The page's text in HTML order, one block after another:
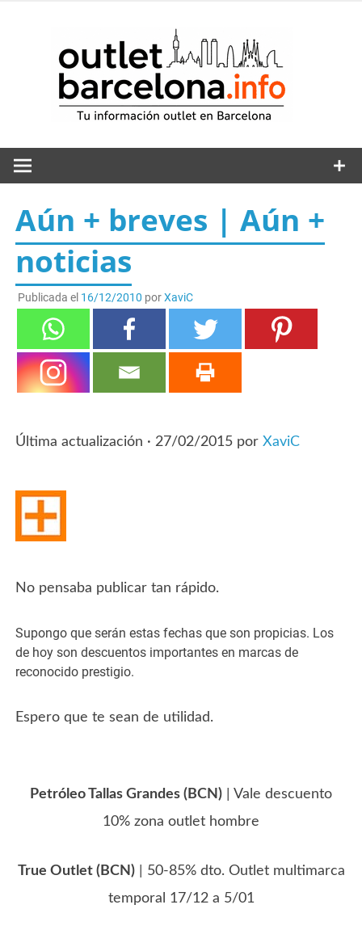
Aún + breves | Aún +
noticias
Publicada el 16/12/2010 porXaviC
Última actualización · 27/02/2015 porXaviC
No pensaba publicar tan rápido.
Supongo que serán estas fechas que son propicias. Los
de hoy son descuentos importantes en marcas de
reconocido prestigio.
Espero que te sean de utilidad.
Petróleo Tallas Grandes (BCN) | Vale descuento
10% zona outlet hombre
True Outlet (BCN)| 50-85% dto. Outlet multimarca
temporal 17/12 a 5/01